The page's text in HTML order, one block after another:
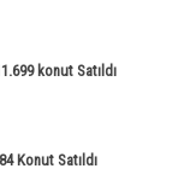
konut Satıldı
Konut Satıldı